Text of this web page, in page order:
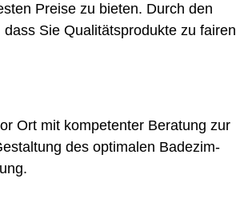
Prei­se zu bie­ten. Durch den
Sie Qua­li­täts­pro­duk­te zu fai­ren
Ort mit kom­pe­ten­ter Bera­tung zur
des opti­ma­len Bade­zim­